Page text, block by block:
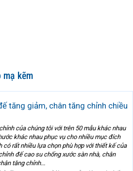
mạ kẽm
tăng giảm, chân tăng chỉnh chiều
của chúng tôi với trên 50 mẫu khác nhau
khác nhau phục vụ cho nhiều mục đích
có rất nhiều lựa chọn phù hợp với thiết kế của
đế cao su chống xước sàn nhà, chân
tăng chỉnh...